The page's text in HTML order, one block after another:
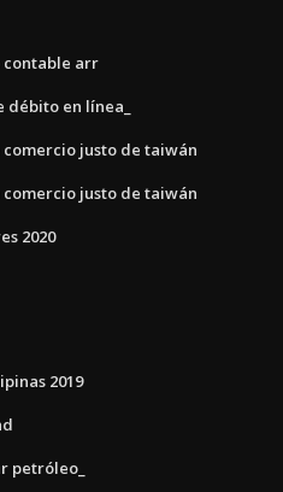
contable arr
en línea_
justo de taiwán
justo de taiwán
2020
2019
petróleo_